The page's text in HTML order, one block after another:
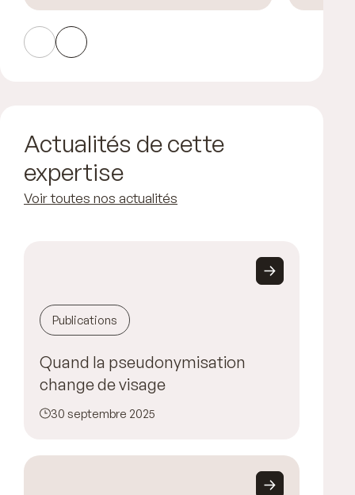
Actualités de cette
expertise
Voir toutes nos actualités
Publications
Quand la pseudonymisation
change de visage
30 septembre 2025